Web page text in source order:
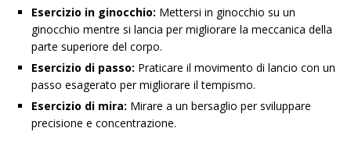
Esercizio in ginocchio: Mettersi in ginocchio su un
ginocchio mentre si lancia per migliorare la meccanica della
parte superiore del corpo.
Esercizio di passo: Praticare il movimento di lancio con un
passo esagerato per migliorare il tempismo.
Esercizio di mira: Mirare a un bersaglio per sviluppare
precisione e concentrazione.